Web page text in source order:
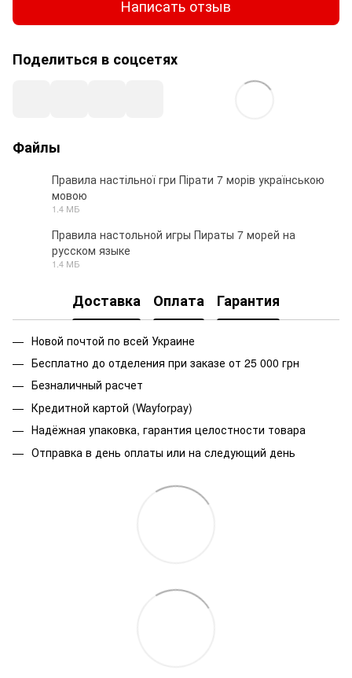
Написать отзыв
Поделиться в соцсетях
Файлы
Правила настільної гри Пірати 7 морів українською
мовою
1.4 МБ
Правила настольной игры Пираты 7 морей на
русском языке
1.4 МБ
Доставка Оплата Гарантия
Новой почтой по всей Украине
Бесплатно до отделения при заказе от 25 000 грн
Безналичный расчет
Кредитной картой (Wayforpay)
Надёжная упаковка, гарантия целостности товара
Отправка в день оплаты или на следующий день